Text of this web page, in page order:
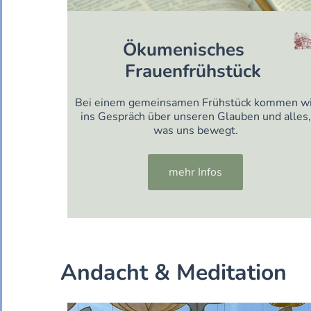
Ökumenisches
Frauenfrühstück
Bei einem gemeinsamen Frühstück kommen
ins Gespräch über unseren Glauben und alles,
was uns bewegt.
mehr Infos
Andacht & Meditation